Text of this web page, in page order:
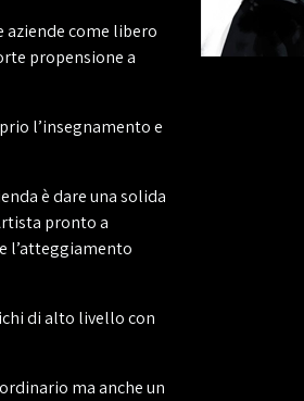
come libero
propensione a
l’insegnamento e
è dare una solida
pronto a
l’atteggiamento
di alto livello con
ma anche un